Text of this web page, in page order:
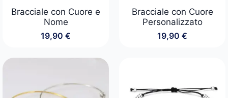
Bracciale con Cuore e
Nome
19,90 €
Bracciale con Cuore
Personalizzato
19,90 €